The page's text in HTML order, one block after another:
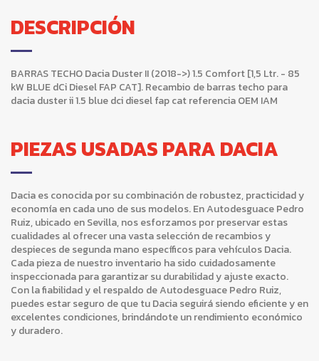
DESCRIPCIÓN
BARRAS TECHO Dacia Duster II (2018->) 1.5 Comfort [1,5 Ltr. - 85
kW BLUE dCi Diesel FAP CAT]. Recambio de barras techo para
dacia duster ii 1.5 blue dci diesel fap cat referencia OEM IAM
PIEZAS USADAS PARA DACIA
Dacia es conocida por su combinación de robustez, practicidad y
economía en cada uno de sus modelos. En Autodesguace Pedro
Ruiz, ubicado en Sevilla, nos esforzamos por preservar estas
cualidades al ofrecer una vasta selección de recambios y
despieces de segunda mano específicos para vehículos Dacia.
Cada pieza de nuestro inventario ha sido cuidadosamente
inspeccionada para garantizar su durabilidad y ajuste exacto.
Con la fiabilidad y el respaldo de Autodesguace Pedro Ruiz,
puedes estar seguro de que tu Dacia seguirá siendo eficiente y en
excelentes condiciones, brindándote un rendimiento económico
y duradero.